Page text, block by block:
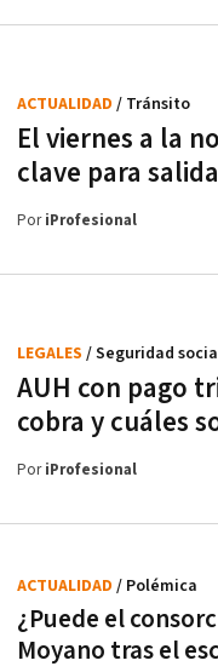
El viernes a la
clave para
ACTUALIDAD / Tránsito
PoriProfesional
AUH con pago
cobra y cuáles
LEGALES / Seguridad
PoriProfesional
¿Puede el
Moyano tras el
ACTUALIDAD / Polémica